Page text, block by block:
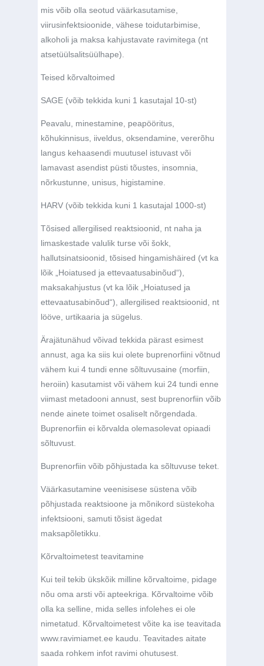
mis võib olla seotud väärkasutamise,
viirusinfektsioonide, vähese toidutarbimise,
alkoholi ja maksa kahjustavate ravimitega (nt
atsetüülsalitsüülhape).
Teised kõrvaltoimed
SAGE (võib tekkida kuni 1 kasutajal 10-st)
Peavalu, minestamine, peapööritus,
kõhukinnisus, iiveldus, oksendamine, vererõhu
langus kehaasendi muutusel istuvast või
lamavast asendist püsti tõustes, insomnia,
nõrkustunne, unisus, higistamine.
HARV (võib tekkida kuni 1 kasutajal 1000-st)
Tõsised allergilised reaktsioonid, nt naha ja
limaskestade valulik turse või šokk,
hallutsinatsioonid, tõsised hingamishäired (vt ka
lõik „Hoiatused ja ettevaatusabinõud“),
maksakahjustus (vt ka lõik „Hoiatused ja
ettevaatusabinõud“), allergilised reaktsioonid, nt
lööve, urtikaaria ja sügelus.
Ärajätunähud võivad tekkida pärast esimest
annust, aga ka siis kui olete buprenorfiini võtnud
vähem kui 4 tundi enne sõltuvusaine (morfiin,
heroiin) kasutamist või vähem kui 24 tundi enne
viimast metadooni annust, sest buprenorfiin võib
nende ainete toimet osaliselt nõrgendada.
Buprenorfiin ei kõrvalda olemasolevat opiaadi
sõltuvust.
Buprenorfiin võib põhjustada ka sõltuvuse teket.
Väärkasutamine veenisisese süstena võib
põhjustada reaktsioone ja mõnikord süstekoha
infektsiooni, samuti tõsist ägedat
maksapõletikku.
Kõrvaltoimetest teavitamine
Kui teil tekib ükskõik milline kõrvaltoime, pidage
nõu oma arsti või apteekriga. Kõrvaltoime võib
olla ka selline, mida selles infolehes ei ole
nimetatud. Kõrvaltoimetest võite ka ise teavitada
www.ravimiamet.ee kaudu. Teavitades aitate
saada rohkem infot ravimi ohutusest.